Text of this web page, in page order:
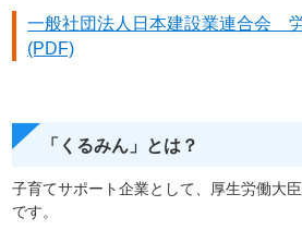
一般社団法人日本建設業連合会
(PDF)
「くるみん」とは？
子育てサポート企業として、厚生労働⼤
です。